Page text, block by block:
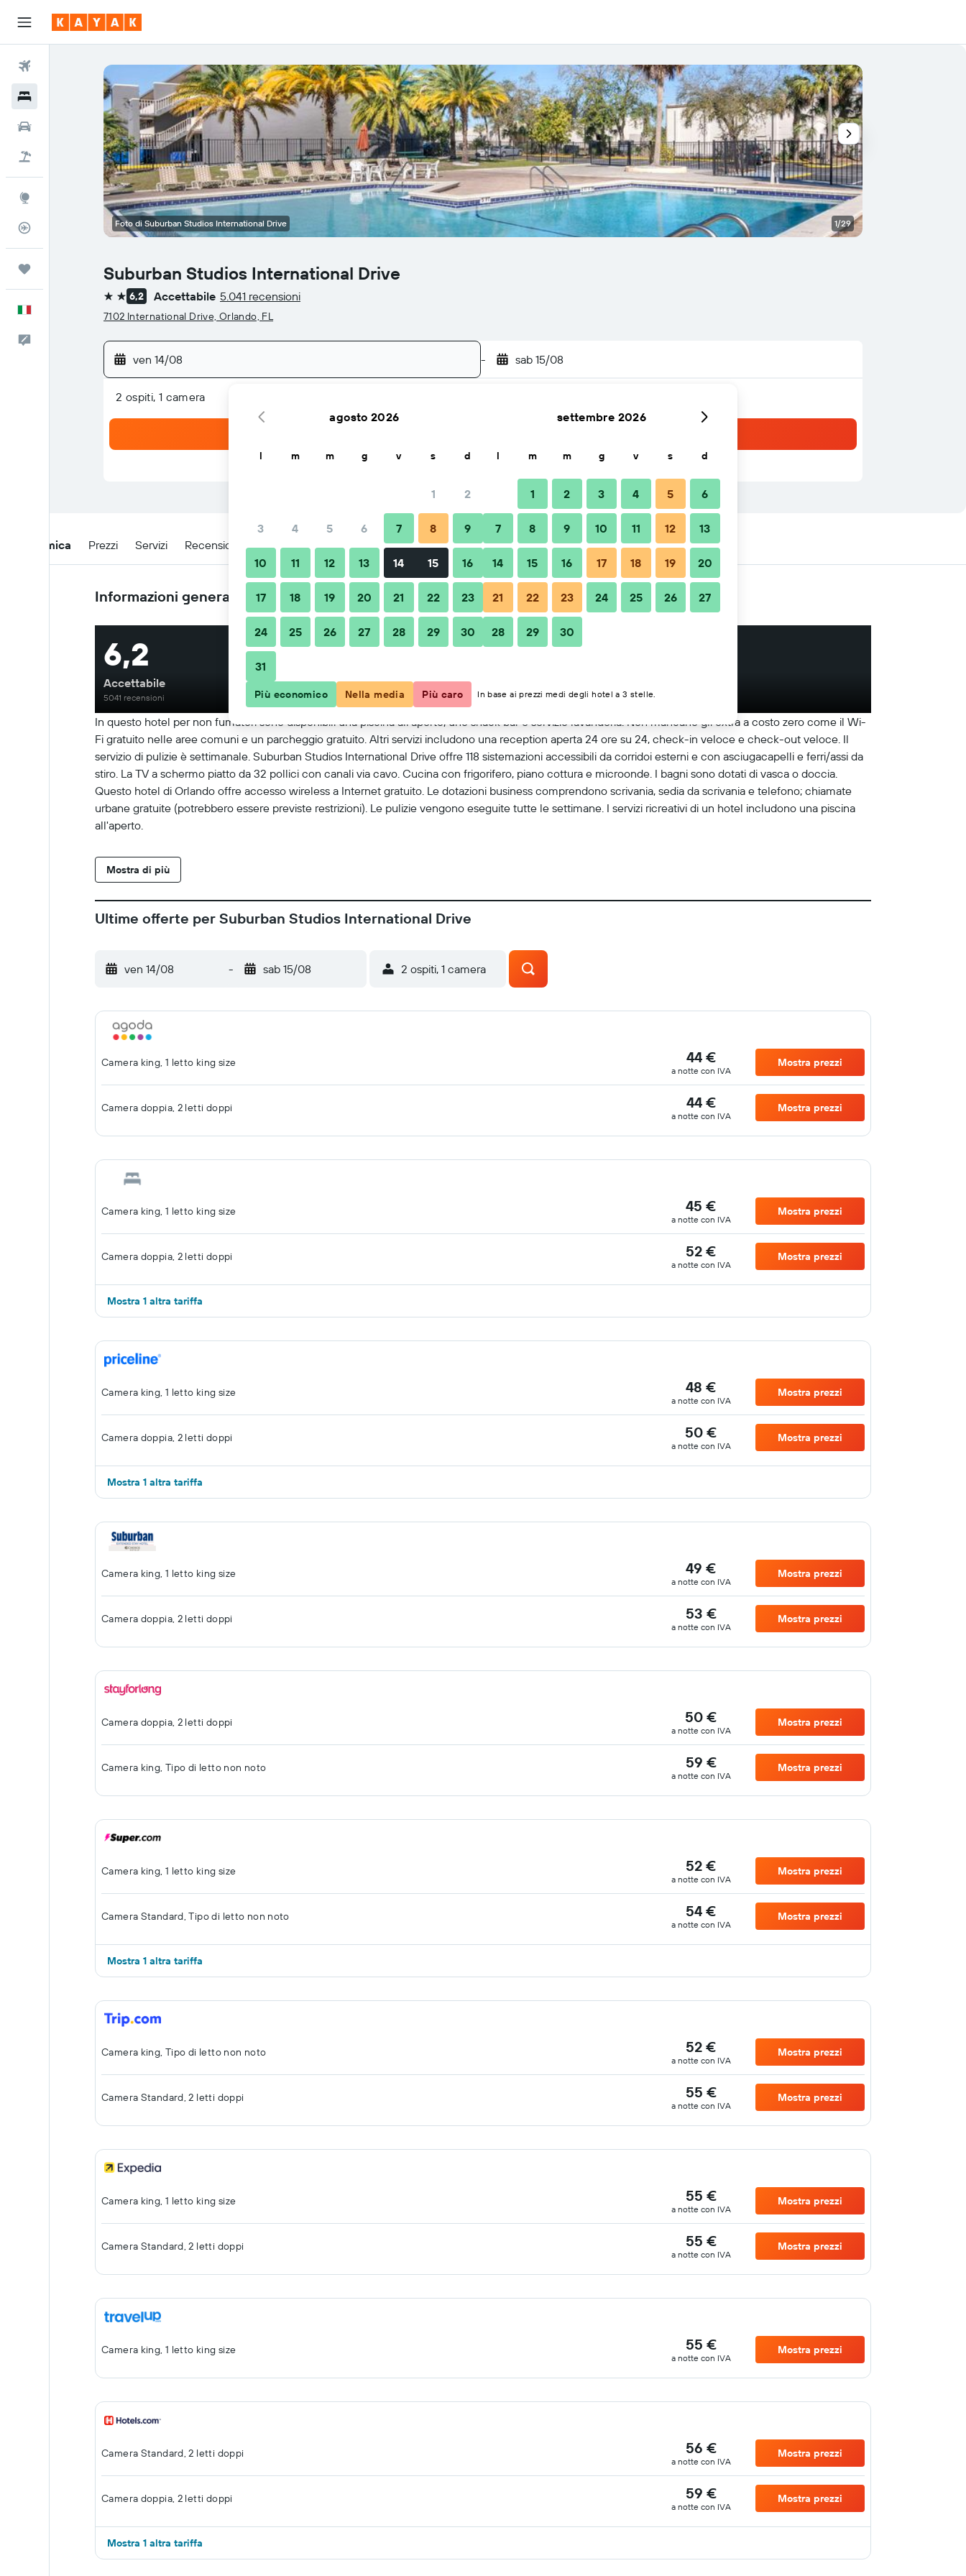
Pacchetti vacanze
Suburban Studios International Drive
2 stelle
6,2 Accettabile 5.041 recensioni
7102 International Drive, Orlando, FL
ven 14/08 - sab 15/08
2 ospiti, 1 camera
Foto di Suburban Studios International Drive 1/29
Panoramica Prezzi Servizi Recensioni Posizione Consigli e domande frequenti Soggiorni nelle vicinanze
Informazioni generali
In questo hotel per non fumatori sono disponibili una piscina all'aperto, uno snack bar e servizio lavanderia. Non mancano gli extra a costo zero come il Wi-
Fi gratuito nelle aree comuni e un parcheggio gratuito. Altri servizi includono una reception aperta 24 ore su 24, check-in veloce e check-out veloce. Il
servizio di pulizie è settimanale. Suburban Studios International Drive offre 118 sistemazioni accessibili da corridoi esterni e con asciugacapelli e ferri/assi da
stiro. La TV a schermo piatto da 32 pollici con canali via cavo. Cucina con frigorifero, piano cottura e microonde. I bagni sono dotati di vasca o doccia.
Questo hotel di Orlando offre accesso wireless a Internet gratuito. Le dotazioni business comprendono scrivania, sedia da scrivania e telefono; chiamate
urbane gratuite (potrebbero essere previste restrizioni). Le pulizie vengono eseguite tutte le settimane. I servizi ricreativi di un hotel includono una piscina
all'aperto.
Mostra di più
6,2
Accettabile
5041 recensioni
Mostra mappa
Ultime offerte per Suburban Studios International Drive
ven 14/08 - sab 15/08 2 ospiti, 1 camera
Camera king, 1 letto king size 44 €
a notte con IVA
Mostra prezzi
Camera doppia, 2 letti doppi 44 €
a notte con IVA
Mostra prezzi
Camera king, 1 letto king size 45 €
a notte con IVA
Mostra prezzi
Camera doppia, 2 letti doppi 52 €
a notte con IVA
Mostra prezzi
Mostra 1 altra tariffa
Camera king, 1 letto king size 48 €
a notte con IVA
Mostra prezzi
Camera doppia, 2 letti doppi 50 €
a notte con IVA
Mostra prezzi
Mostra 1 altra tariffa
Camera king, 1 letto king size 49 €
a notte con IVA
Mostra prezzi
Camera doppia, 2 letti doppi 53 €
a notte con IVA
Mostra prezzi
Camera doppia, 2 letti doppi 50 €
a notte con IVA
Mostra prezzi
Camera king, Tipo di letto non noto 59 €
a notte con IVA
Mostra prezzi
Camera king, 1 letto king size 52 €
a notte con IVA
Mostra prezzi
Camera Standard, Tipo di letto non noto 54 €
a notte con IVA
Mostra prezzi
Mostra 1 altra tariffa
Camera king, Tipo di letto non noto 52 €
a notte con IVA
Mostra prezzi
Camera Standard, 2 letti doppi 55 €
a notte con IVA
Mostra prezzi
Camera king, 1 letto king size 55 €
a notte con IVA
Mostra prezzi
Camera Standard, 2 letti doppi 55 €
a notte con IVA
Mostra prezzi
Camera king, 1 letto king size 55 €
a notte con IVA
Mostra prezzi
Camera Standard, 2 letti doppi 56 €
a notte con IVA
Mostra prezzi
Camera doppia, 2 letti doppi 59 €
a notte con IVA
Mostra prezzi
Mostra 1 altra tariffa
agosto 2026
l m m g v s d
1 2
3 4 5 6 7 8 9
10 11 12 13 14 15 16
17 18 19 20 21 22 23
24 25 26 27 28 29 30
31
settembre 2026
l m m g v s d
1 2 3 4 5 6
7 8 9 10 11 12 13
14 15 16 17 18 19 20
21 22 23 24 25 26 27
28 29 30
Più economico Nella media Più caro In base ai prezzi medi degli hotel a 3 stelle.